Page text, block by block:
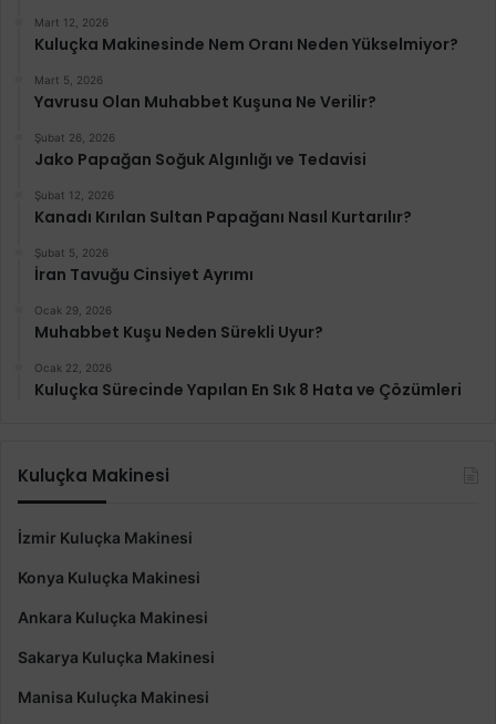
Mart 12, 2026
Kuluçka Makinesinde Nem Oranı Neden Yükselmiyor?
Mart 5, 2026
Yavrusu Olan Muhabbet Kuşuna Ne Verilir?
Şubat 26, 2026
Jako Papağan Soğuk Algınlığı ve Tedavisi
Şubat 12, 2026
Kanadı Kırılan Sultan Papağanı Nasıl Kurtarılır?
Şubat 5, 2026
İran Tavuğu Cinsiyet Ayrımı
Ocak 29, 2026
Muhabbet Kuşu Neden Sürekli Uyur?
Ocak 22, 2026
Kuluçka Sürecinde Yapılan En Sık 8 Hata ve Çözümleri
Kuluçka Makinesi
İzmir Kuluçka Makinesi
Konya Kuluçka Makinesi
Ankara Kuluçka Makinesi
Sakarya Kuluçka Makinesi
Manisa Kuluçka Makinesi